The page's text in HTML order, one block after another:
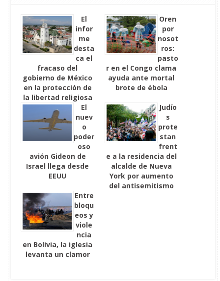
El
infor
me
desta
ca el
fracaso del
gobierno de México
en la protección de
la libertad religiosa
Oren
por
nosot
ros:
pasto
r en el Congo clama
ayuda ante mortal
brote de ébola
El
nuev
o
poder
oso
avión Gideon de
Israel llega desde
EEUU
Judío
s
prote
stan
frent
e a la residencia del
alcalde de Nueva
York por aumento
del antisemitismo
Entre
bloqu
eos y
viole
ncia
en Bolivia, la iglesia
levanta un clamor